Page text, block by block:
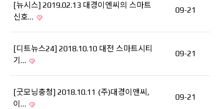
[뉴시스] 2019.02.13 대경이엔씨의 스마트
신호…
09-21
[디트뉴스24] 2018.10.10 대전 스마트시티
기…
09-21
[굿모닝충청] 2018.10.11 (주)대경이앤씨,
이…
09-21